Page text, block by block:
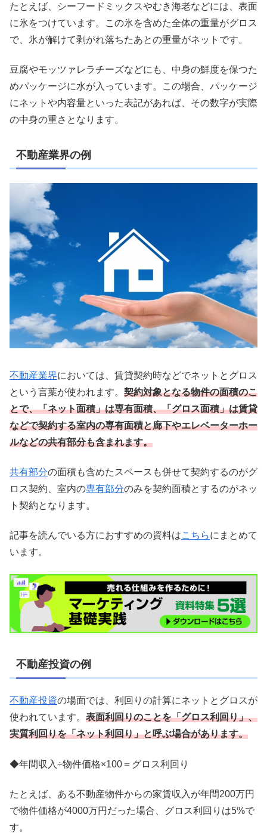
たとえば、シーフードミックスやむき海老などには、表面
に氷をつけています。この氷を含めた全体の重量がグロス
で、氷が解けて剥がれ落ちたあとの重量がネットです。
豆腐やモッツァレラチーズなどにも、中身の鮮度を保つた
めパッケージに水が入っています。この場合、パッケージ
にネットや内容量といった表記があれば、その数字が実際
の中身の重さとなります。
不動産業界の例
不動産業界においては、賃貸契約時などでネットとグロス
という言葉が使われます。 契約対象となる物件の面積のこ
とで、「ネット面積」は専有面積、「グロス面積」は賃貸
などで契約する室内の専有面積と廊下やエレベーターホー
ルなどの共有部分も含まれます。
共有部分の面積も含めたスペースも併せて契約するのがグ
ロス契約、室内の専有部分のみを契約面積とするのがネッ
ト契約となります。
記事を読んでいる方におすすめの資料はこちらにまとめて
います。
不動産投資の例
不動産投資の場面では、利回りの計算にネットとグロスが
使われています。 表面利回りのことを「グロス利回り」、
実質利回りを「ネット利回り」と呼ぶ場合があります。
◆年間収入÷物件価格×100＝グロス利回り
たとえば、ある不動産物件からの家賃収入が年間200万円
で物件価格が4000万円だった場合、グロス利回りは5%で
す。